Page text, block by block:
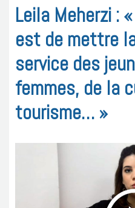
Leila Meherzi :
est de mettre
service des
femmes, de la
tourisme… »